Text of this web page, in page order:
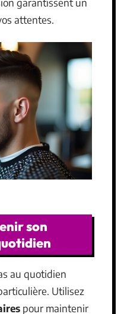
attentes.
son
au quotidien
Utilisez
pour maintenir